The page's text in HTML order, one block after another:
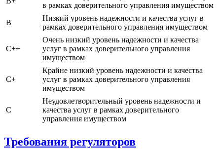
в рамках доверительного управления имуществом
B
Низкий уровень надежности и качества услуг в
рамках доверительного управления имуществом
C++
Очень низкий уровень надежности и качества
услуг в рамках доверительного управления
имуществом
C+
Крайне низкий уровень надежности и качества
услуг в рамках доверительного управления
имуществом
C
Неудовлетворительный уровень надежности и
качества услуг в рамках доверительного
управления имуществом
Требования регуляторов